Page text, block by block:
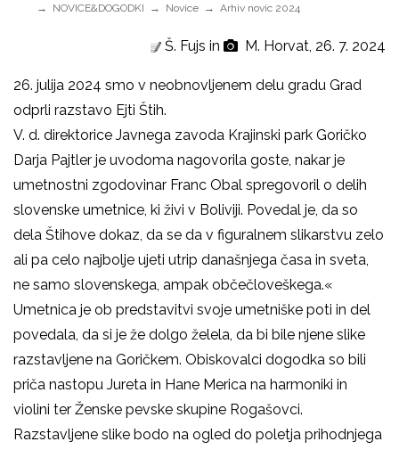
NOVICE&DOGODKI Novice Arhiv novic 2024
Š. Fujs in M. Horvat, 26. 7. 2024
26. julija 2024 smo v neobnovljenem delu gradu Grad
odprli razstavo Ejti Štih.
V. d. direktorice Javnega zavoda Krajinski park Goričko
Darja Pajtler je uvodoma nagovorila goste, nakar je
umetnostni zgodovinar Franc Obal spregovoril o delih
slovenske umetnice, ki živi v Boliviji. Povedal je, da so
dela Štihove dokaz, da se da v figuralnem slikarstvu zelo
ali pa celo najbolje ujeti utrip današnjega časa in sveta,
ne samo slovenskega, ampak občečloveškega.«
Umetnica je ob predstavitvi svoje umetniške poti in del
povedala, da si je že dolgo želela, da bi bile njene slike
razstavljene na Goričkem. Obiskovalci dogodka so bili
priča nastopu Jureta in Hane Merica na harmoniki in
violini ter Ženske pevske skupine Rogašovci.
Razstavljene slike bodo na ogled do poletja prihodnjega